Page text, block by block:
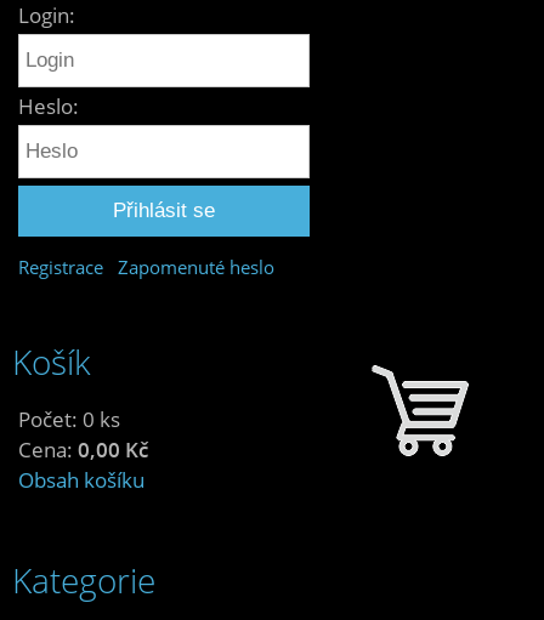
Login:
Heslo:
Registrace Zapomenuté heslo
Košík
Počet: 0 ks
Cena: 0,00 Kč
Obsah košíku
Kategorie